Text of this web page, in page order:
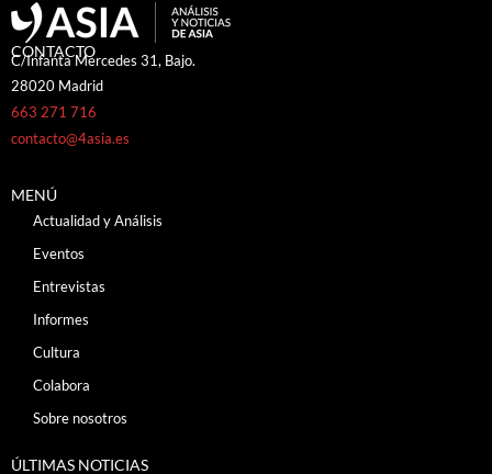
CONTACTO
C/Infanta Mercedes 31, Bajo.
28020 Madrid
663 271 716
contacto@4asia.es
MENÚ
Actualidad y Análisis
Eventos
Entrevistas
Informes
Cultura
Colabora
Sobre nosotros
ÚLTIMAS NOTICIAS